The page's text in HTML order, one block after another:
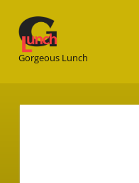
Gorgeous Lunch